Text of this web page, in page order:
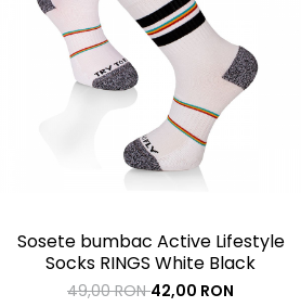
Sosete bumbac Active Lifestyle
Socks RINGS White Black
49,00 RON42,00 RON